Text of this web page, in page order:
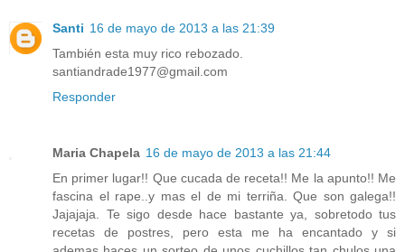
Santi 16 de mayo de 2013 a las 21:39
También esta muy rico rebozado.
santiandrade1977@gmail.com
Responder
Maria Chapela 16 de mayo de 2013 a las 21:44
En primer lugar!! Que cucada de receta!! Me la apunto!! Me
fascina el rape..y mas el de mi terriña. Que son galega!!
Jajajaja. Te sigo desde hace bastante ya, sobretodo tus
recetas de postres, pero esta me ha encantado y si